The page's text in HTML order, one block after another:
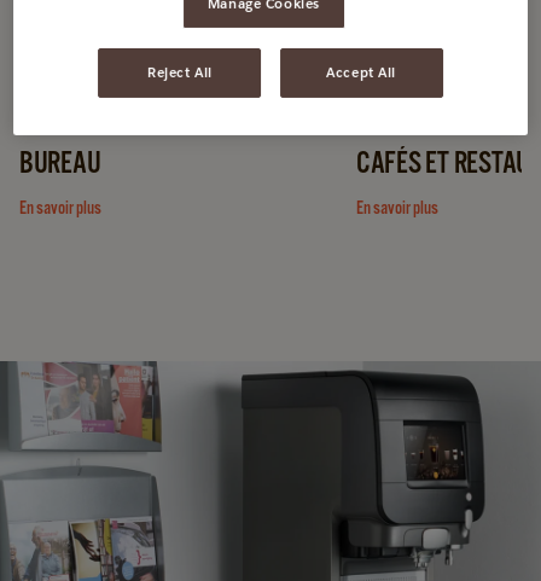
BUREAU
En savoir plus
CAFÉS ET
En savoir plus
Manage Cookies
Reject All Accept All